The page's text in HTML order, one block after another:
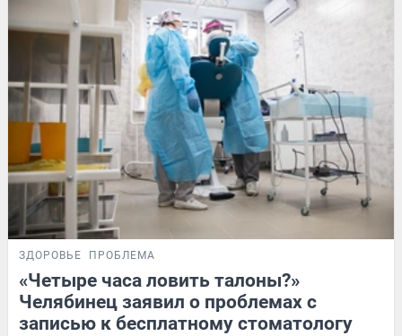
ЗДОРОВЬЕ ПРОБЛЕМА
«Четыре часа ловить талоны?»
Челябинец заявил о проблемах с
записью к бесплатному стоматологу